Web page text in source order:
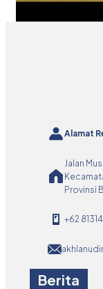
Alamat
Jalan
Provinsi
+62
Berita